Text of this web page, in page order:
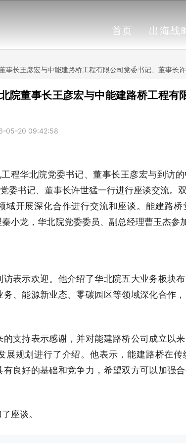
首页 出海战
事长王彦宏与中能建路桥工程有限公司党委书记、董事长
院董事长王彦宏与中能建路桥工程有
05-20 09:42:58
程华北院党委书记、董事长王彦宏与到访
党委书记、董事长许世猛一行进行座谈交流。
域开展深化合作进行交流和座谈。能建路
小龙，华北院党委委员、副总经理曹玉杰参
表示欢迎。他介绍了华北院五大业务板块
、能源新业态、零碳园区等领域深化合作
支持表示感谢，并对能建路桥公司成立以来
展规划进行了介绍。他表示，能建路桥在
良好的基础和竞争力，希望双方可以加强
座谈。